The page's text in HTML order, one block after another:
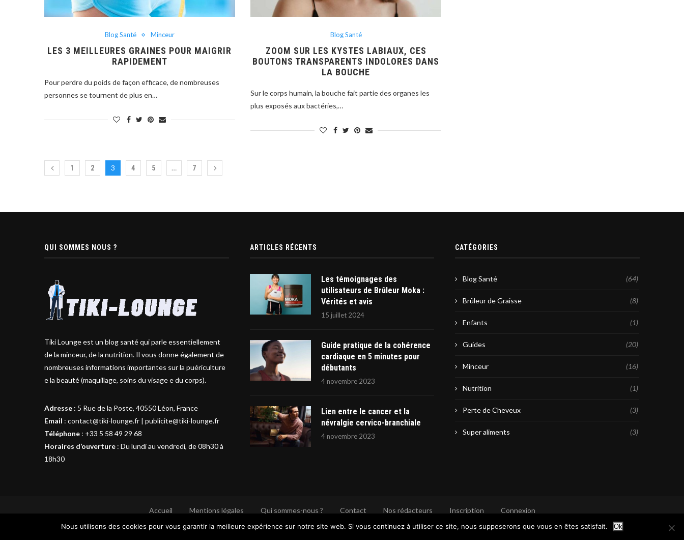
Blog Santé Minceur
LES 3 MEILLEURES GRAINES POUR MAIGRIR
RAPIDEMENT
Pour perdre du poids de façon efficace, de nombreuses
personnes se tournent de plus en…
Blog Santé
ZOOM SUR LES KYSTES LABIAUX, CES
BOUTONS TRANSPARENTS INDOLORES DANS
LA BOUCHE
Sur le corps humain, la bouche fait partie des organes les
plus exposés aux bactéries,…
1 2 3 4 5 … 7
QUI SOMMES NOUS ?
Tiki Lounge est un blog santé qui parle essentiellement
de la minceur, de la nutrition. Il vous donne également de
nombreuses informations importantes sur la puériculture
e la beauté (maquillage, soins du visage e du corps).
Adresse : 5 Rue de la Poste, 40550 Léon, France
Email : contact@tiki-lounge.fr | publicite@tiki-lounge.fr
Téléphone : +33 5 58 49 29 68
Horaires d’ouverture : Du lundi au vendredi, de 08h30 à
18h30
ARTICLES RÉCENTS
Les témoignages des
utilisateurs de Brûleur Moka :
Vérités et avis
15 juillet 2024
Guide pratique de la cohérence
cardiaque en 5 minutes pour
débutants
4 novembre 2023
Lien entre le cancer et la
névralgie cervico-branchiale
4 novembre 2023
CATÉGORIES
Blog Santé (64)
Brûleur de Graisse (8)
Enfants (1)
Guides (20)
Minceur (16)
Nutrition (1)
Perte de Cheveux (3)
Super aliments (3)
Accueil Mentions légales Qui sommes-nous ? Contact Nos rédacteurs Inscription
Connexion
@2024 - Tous droits réservés. Conçu et développé par @TIKI-LOUNGE
Nous utilisons des cookies pour vous garantir la meilleure expérience sur notre site web. Si vous continuez à utiliser ce site, nous supposerons que vous en êtes satisfait. Ok